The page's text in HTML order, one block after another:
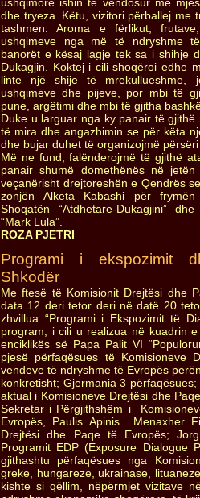
dhe tryeza. Këtu, vizitori përballej me
tashmen. Aroma e fërlikut,
ushqimeve nga më të ndryshme
banorët e kësaj lagje tek sa i shihje
Dukagjin. Koktej i cili shoqëroi edhe
linte një shije të
ushqimeve dhe pijeve, por mbi të
pune, argëtimi dhe mbi të gjitha
Duke u larguar nga ky panair të
të mira dhe angazhimin se për këta
dhe bujar duhet të organizojmë
Më ne fund, falënderojmë të gjithë
panair shumë domethënës në
veçanërisht drejtoreshën e Qendrës
zonjën Alketa Kabashi për
Shoqatën “Atdhetare-Dukagjini”
“Mark Lula”.
ROZA PJETRI
Programi i ekspozimit
Shkodër
Me ftesë të Komisionit Drejtësi dhe
data 12 deri tetor deri në datë 20
zhvillua “Programi i Ekspozimit të
program, i cili u realizua në kuadrin
enciklikës së Papa Palit VI
pjesë përfaqësues të Komisioneve
vendeve të ndryshme të Evropës
konkretisht; Gjermania 3
aktual i Komisioneve Drejtësi dhe
Sekretar i Përgjithshëm i
Evropës, Paulis Apinis Menaxher
Drejtësi dhe Paqe të Evropës;
Programit EDP (Exposure Dialogue
gjithashtu përfaqësues nga
greke, hungareze, ukrainase,
kishte si qëllim, nëpërmjet vizitave